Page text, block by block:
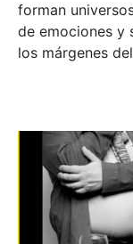
forman
de emociones y
los márgenes